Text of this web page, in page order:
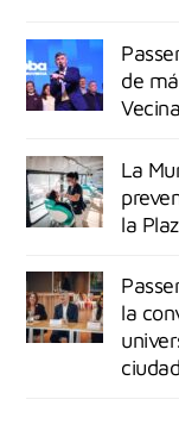
de
La
la
la
ciudad